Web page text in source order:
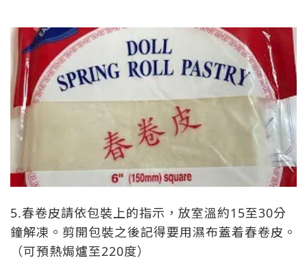
5.春卷皮請依包裝上的指示，放室溫約15至30分
鐘解凍。剪開包裝之後記得要用濕布蓋着春卷皮。
（可預熱焗爐至220度）